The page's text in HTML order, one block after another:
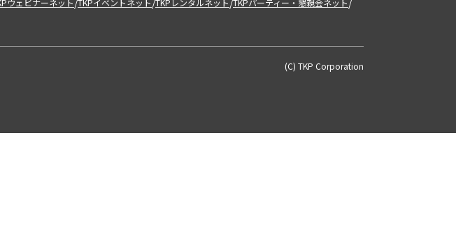
ウェビナーネット/TKPイベントネット/TKPレンタルネット/TKPパーティー・懇親会ネット/
(C) TKP Corporation